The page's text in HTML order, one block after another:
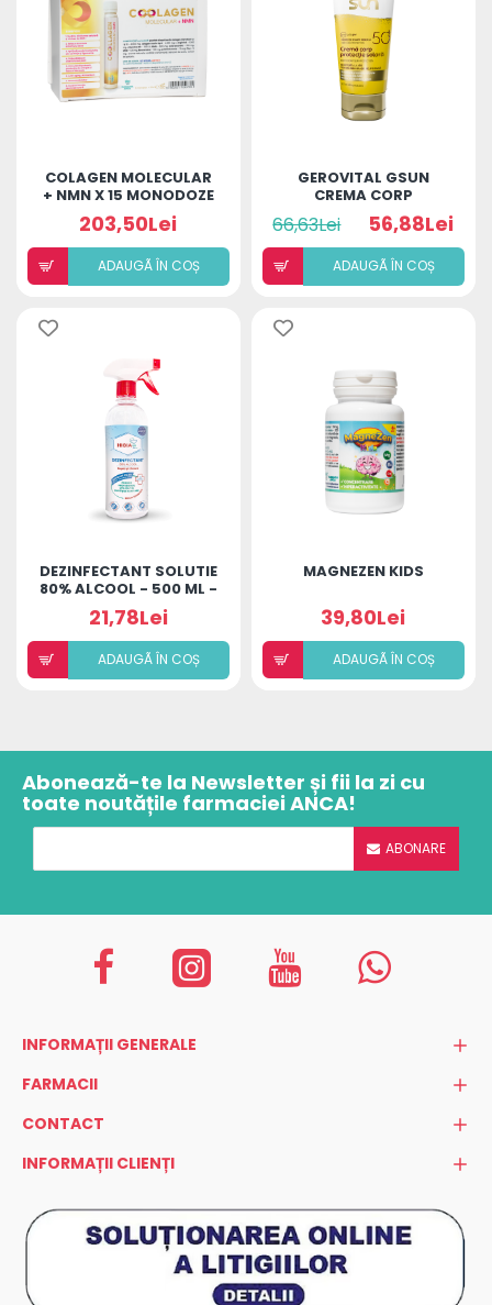
COLAGEN MOLECULAR
+ NMN X 15 MONODOZE
203,50Lei
ADAUGÃ ÎN COȘ
GEROVITAL GSUN
CREMA CORP
PROTECTIE SOLARA
SPF50+ 150ML
66,63Lei 56,88Lei
ADAUGÃ ÎN COȘ
DEZINFECTANT SOLUTIE
80% ALCOOL - 500 ML -
HIGIANCA
21,78Lei
ADAUGÃ ÎN COȘ
MAGNEZEN KIDS
39,80Lei
ADAUGÃ ÎN COȘ
Abonează-te la Newsletter și fii la zi cu
toate noutățile farmaciei ANCA!
ABONARE
INFORMAȚII GENERALE
FARMACII
CONTACT
INFORMAȚII CLIENȚI